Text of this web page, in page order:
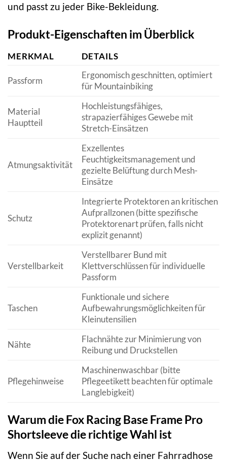
und passt zu jeder Bike-Bekleidung.
Produkt-Eigenschaften im Überblick
MERKMAL DETAILS
Passform
Ergonomisch geschnitten, optimiert
für Mountainbiking
Material
Hauptteil
Hochleistungsfähiges,
strapazierfähiges Gewebe mit
Stretch-Einsätzen
Atmungsaktivität
Exzellentes
Feuchtigkeitsmanagement und
gezielte Belüftung durch Mesh-
Einsätze
Schutz
Integrierte Protektoren an kritischen
Aufprallzonen (bitte spezifische
Protektorenart prüfen, falls nicht
explizit genannt)
Verstellbarkeit
Verstellbarer Bund mit
Klettverschlüssen für individuelle
Passform
Taschen
Funktionale und sichere
Aufbewahrungsmöglichkeiten für
Kleinutensilien
Nähte
Flachnähte zur Minimierung von
Reibung und Druckstellen
Pflegehinweise
Maschinenwaschbar (bitte
Pflegeetikett beachten für optimale
Langlebigkeit)
Warum die Fox Racing Base Frame Pro
Shortsleeve die richtige Wahl ist
Wenn Sie auf der Suche nach einer Fahrradhose